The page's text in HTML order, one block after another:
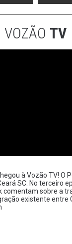
VOZÃO TV
à Vozão TV! O
SC. No terceiro
comentam sobre a
existente entre